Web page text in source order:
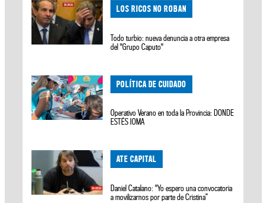
LOS RICOS NO ROBAN
Todo turbio: nueva denuncia a otra empresa
del "Grupo Caputo"
POLÍTICA DE CUIDADO
Operativo Verano en toda la Provincia: DONDE
ESTÉS IOMA
ATE CAPITAL
Daniel Catalano: "Yo espero una convocatoria
a movilizarnos por parte de Cristina”